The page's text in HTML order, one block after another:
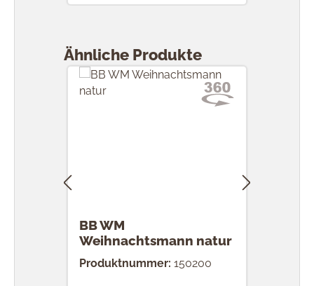
Ähnliche Produkte
BB WM
Weihnachtsmann natur
Produktnummer: 150200